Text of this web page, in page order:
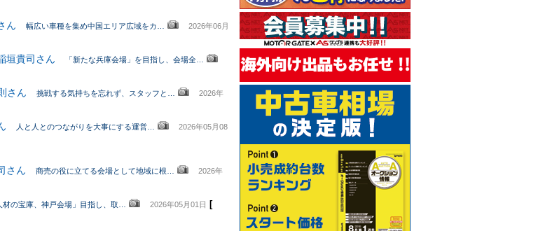
ん 幅広い車種を集め中国エリア広域をカ… 2026年06月
垣貴司さん
「新たな兵庫会場」を目指し、会場全…
さん 挑戦する気持ちを忘れず、スタッフと… 2026年
人と人とのつながりを大事にする運営… 2026年05月08
さん 商売の役に立てる会場として地域に根… 2026年
材の宝庫、神戸会場」目指し、取… 2026年05月01日 [